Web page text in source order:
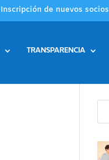
Inscripción de nuevos socios
TRANSPARENCIA